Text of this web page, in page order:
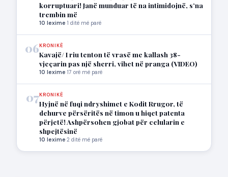
korruptuari! Janë munduar të na intimidojnë, s’na
trembin më
10 lexime·1 ditë më parë
06 KRONIKË
Kavajë/ I riu tenton të vrasë me kallash 38-
vjeçarin pas një sherri, vihet në pranga (VIDEO)
10 lexime·17 orë më parë
07KRONIKË
Hyjnë në fuqi ndryshimet e Kodit Rrugor, të
dehurve përsëritës në timon u hiqet patenta
përjetë! Ashpërsohen gjobat për celularin e
shpejtësinë
10 lexime·2 ditë më parë